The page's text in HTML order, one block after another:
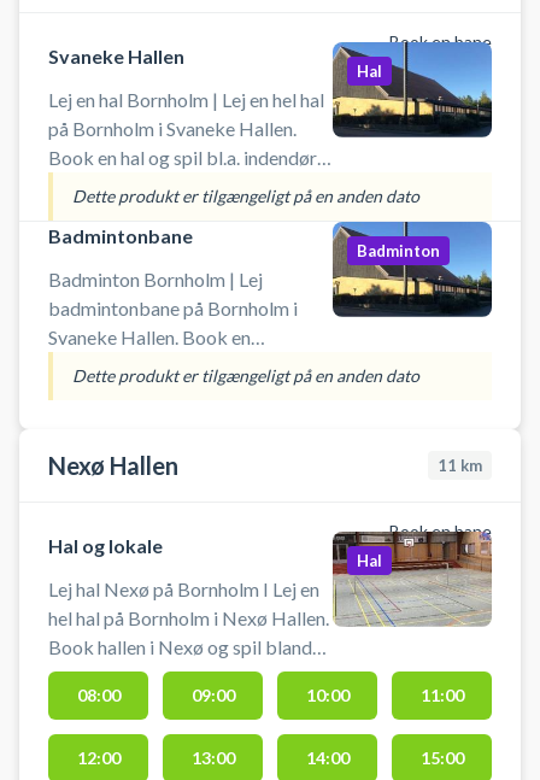
Book en bane
Svaneke Hallen
Lej en hal Bornholm | Lej en hel hal
på Bornholm i Svaneke Hallen.
Book en hal og spil bl.a. indendørs
fodbold, håndbold eller lignende i
benyttes indendørs fodtøj.
Medbring selv udstyr fx indendørs
fodbold eller håndbold ved
booking af hele hallen i Svaneke
Hallen. Gratis parkering ved
Svaneke Hallen, så det er nemt at
Hal
Dette produkt er tilgængeligt på en anden dato
Badmintonbane
Badminton Bornholm | Lej
badmintonbane på Bornholm i
Svaneke Hallen. Book en
badmintonbane og spil badminton
det er nemt at komme til at spille
badminton hvis du er i bilen på
og bolde ved booking af
Badminton
Dette produkt er tilgængeligt på en anden dato
Nexø Hallen 11 km
Book en bane
Hal og lokale
Lej hal Nexø på Bornholm I Lej en
hel hal på Bornholm i Nexø Hallen.
Book hallen i Nexø og spil blandt
andet indendørs fodbold uden
bander på Bornholm. Booking af
hallen kan foruden indendørs
fodbold bruges til håndbold,
Hal
08:00 09:00 10:00 11:00
12:00 13:00 14:00 15:00